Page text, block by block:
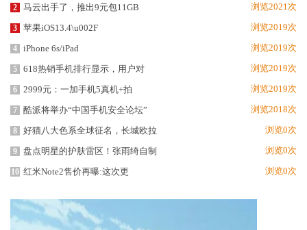
2 马云出手了，推出9元包11GB 浏览2021次
3 苹果iOS13.4\u002F 浏览2019次
4 iPhone 6s/iPad 浏览2019次
5 618热销手机排行显示，用户对 浏览2019次
6 2999元：一加手机5真机+拍 浏览2019次
7 酷派将举办“中国手机安全论坛” 浏览2018次
8 好猫八大色系全球征名，长城欧拉 浏览0次
9 盘点明星的护肤雷区！张雨绮自制 浏览0次
10 红米Note2售价再曝:这次更 浏览0次